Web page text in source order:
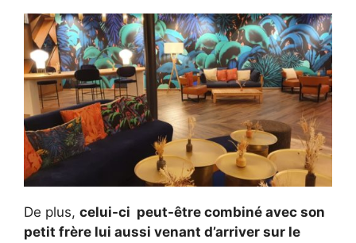
De plus, celui-ci peut-être combiné avec son
petit frère lui aussi venant d’arriver sur le